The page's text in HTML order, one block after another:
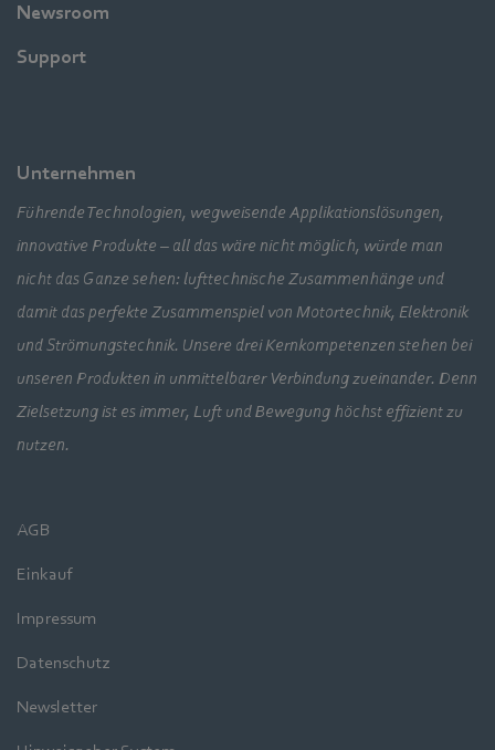
Newsroom
Support
Unternehmen
Führende Technologien, wegweisende Applikationslösungen,
innovative Produkte – all das wäre nicht möglich, würde man
nicht das Ganze sehen: lufttechnische Zusammenhänge und
damit das perfekte Zusammenspiel von Motortechnik, Elektronik
und Strömungstechnik. Unsere drei Kernkompetenzen stehen bei
unseren Produkten in unmittelbarer Verbindung zueinander. Denn
Zielsetzung ist es immer, Luft und Bewegung höchst effizient zu
nutzen.
AGB
Einkauf
Impressum
Datenschutz
Newsletter